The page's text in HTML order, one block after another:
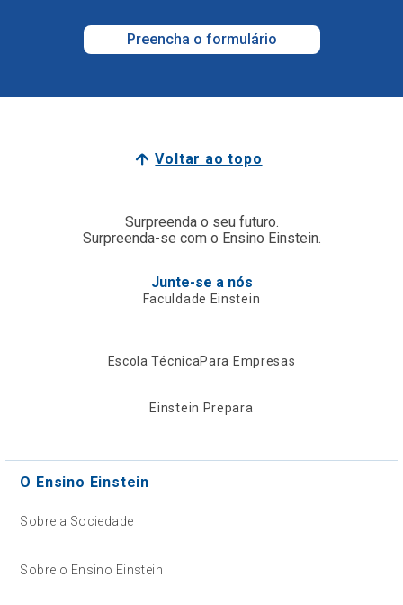
Preencha o formulário
Voltar ao topo
Surpreenda o seu futuro.
Surpreenda-se com o Ensino Einstein.
Junte-se a nós
Faculdade Einstein
Escola TécnicaPara Empresas
Einstein Prepara
O Ensino Einstein
Sobre a Sociedade
Sobre o Ensino Einstein